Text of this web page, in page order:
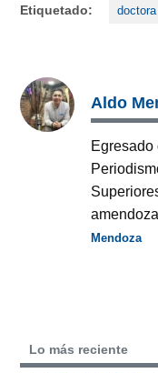
Etiquetado: doctora
Aldo
Egresado
Mendoza
Lo más reciente